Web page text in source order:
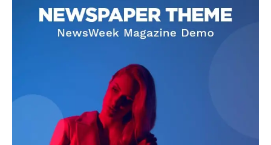
DOWNLOAD NOW
AIN NEWS 1
Contact Us
About Us
Privacy Policy